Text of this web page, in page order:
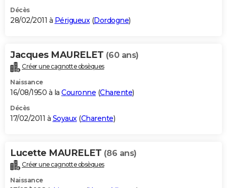
Décès
28/02/2011 à Périgueux(Dordogne)
Jacques MAURELET (60 ans)
Créer une cagnotte obsèques
Naissance
16/08/1950 à la Couronne (Charente)
Décès
17/02/2011 à Soyaux(Charente)
Lucette MAURELET (86 ans)
Créer une cagnotte obsèques
Naissance